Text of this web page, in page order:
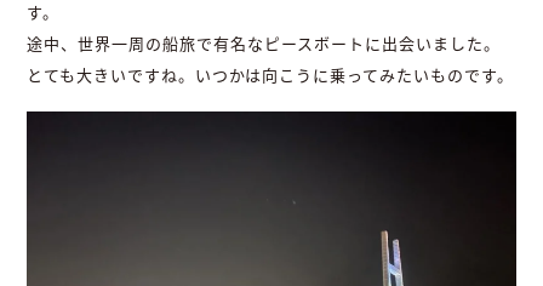
す。
途中、世界一周の船旅で有名なピースボートに出会いました。
とても大きいですね。いつかは向こうに乗ってみたいものです。